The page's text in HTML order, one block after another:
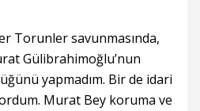
Torunler savunmasında,
Gülibrahimoğlu’nun
yapmadım. Bir de idari
Murat Bey koruma ve